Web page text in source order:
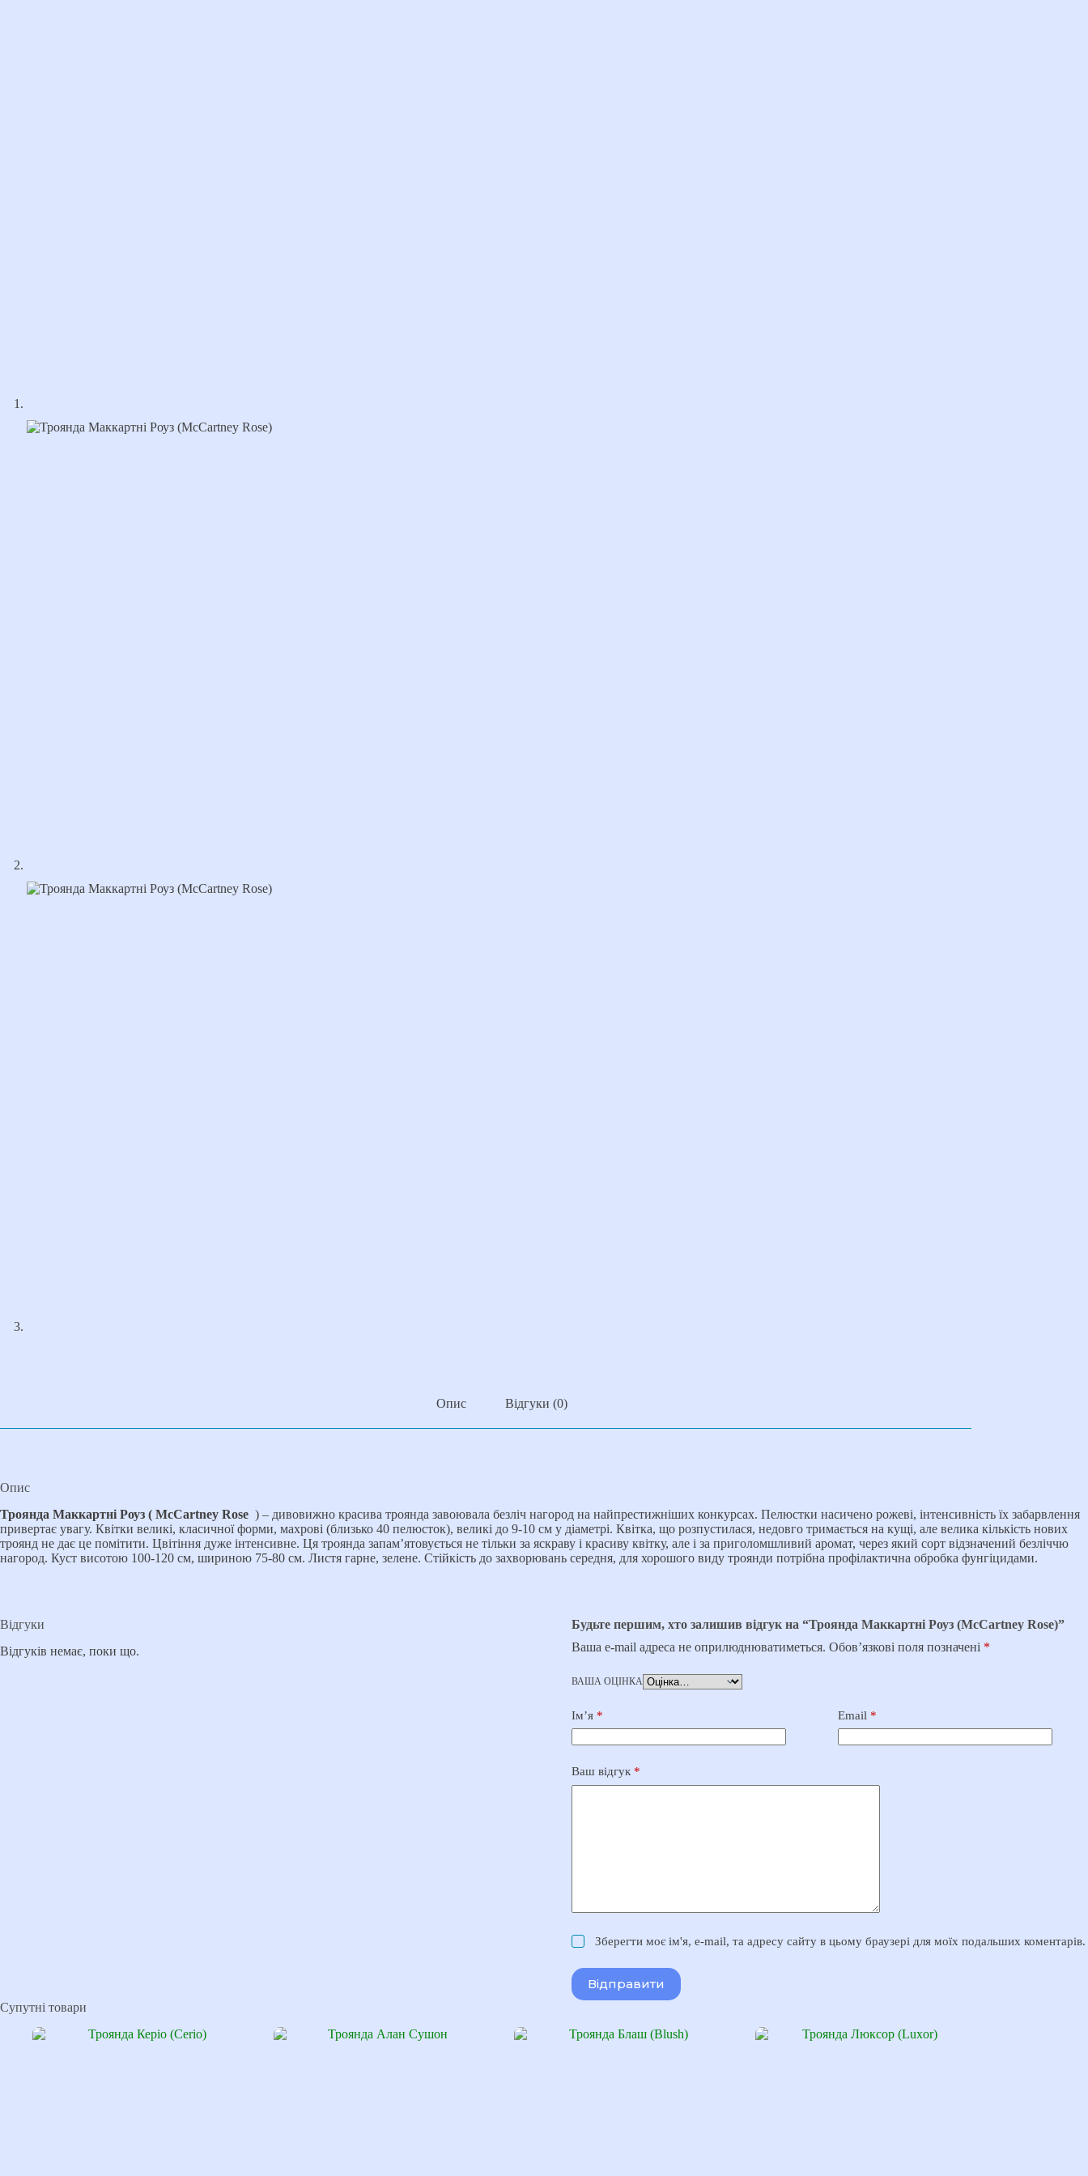
Опис Відгуки (0)
Опис
Троянда Маккартні Роуз ( McCartney Rose ) – дивовижно красива троянда завоювала безліч нагород на найпрестижніших конкурсах. Пелюстки насичено рожеві, інтенсивність їх забарвлення
привертає увагу. Квітки великі, класичної форми, махрові (близько 40 пелюсток), великі до 9-10 см у діаметрі. Квітка, що розпустилася, недовго тримається на кущі, але велика кількість нових
троянд не дає це помітити. Цвітіння дуже інтенсивне. Ця троянда запам’ятовується не тільки за яскраву і красиву квітку, але і за приголомшливий аромат, через який сорт відзначений безліччю
нагород. Куст висотою 100-120 см, шириною 75-80 см. Листя гарне, зелене. Стійкість до захворювань середня, для хорошого виду троянди потрібна профілактична обробка фунгіцидами.
Відгуки
Відгуків немає, поки що.
Будьте першим, хто залишив відгук на “Троянда Маккартні Роуз (McCartney Rose)”
Ваша e-mail адреса не оприлюднюватиметься. Обов’язкові поля позначені *
ВАША ОЦІНКА
Ім’я* Email *
Ваш відгук *
Зберегти моє ім'я, e-mail, та адресу сайту в цьому браузері для моїх подальших коментарів.
Відправити
Супутні товари